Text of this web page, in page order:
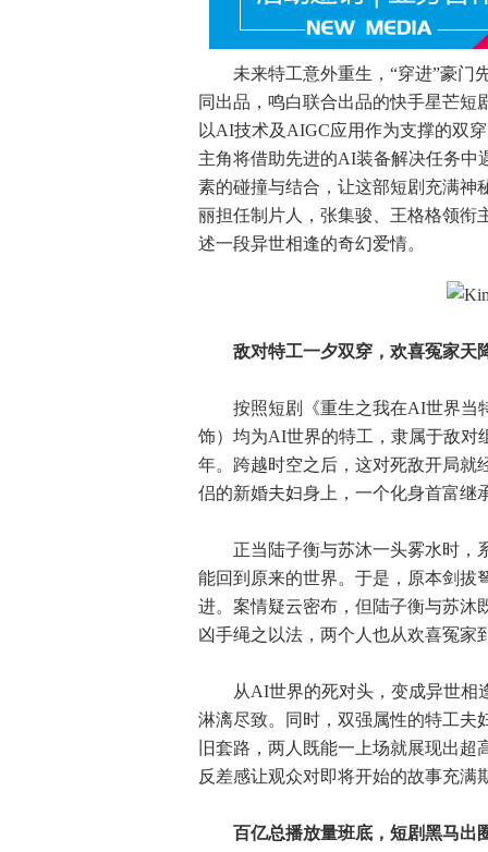
未来特工意外重生，“穿进”豪门
同出品，鸣白联合出品的快手星芒
以AI技术及AIGC应用作为支撑的双
主角将借助先进的AI装备解决任务
素的碰撞与结合，让这部短剧充满神
丽担任制片人，张集骏、王格格领衔
述一段异世相逢的奇幻爱情。
敌对特工一夕双穿，欢喜冤家天
按照短剧《重生之我在AI世界当
饰）均为AI世界的特工，隶属于敌对
年。跨越时空之后，这对死敌开局就
侣的新婚夫妇身上，一个化身首富继
正当陆子衡与苏沐一头雾水时，
能回到原来的世界。于是，原本剑拔
进。案情疑云密布，但陆子衡与苏沐
凶手绳之以法，两个人也从欢喜冤家
从AI世界的死对头，变成异世相逢
淋漓尽致。同时，双强属性的特工夫
旧套路，两人既能一上场就展现出
反差感让观众对即将开始的故事充满
百亿总播放量班底，短剧黑马出